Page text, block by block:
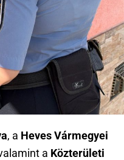
, a Heves Vármegyei
a Közterületi